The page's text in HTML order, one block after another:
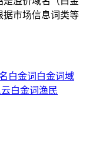
据市场信息词类等
白金词 白金词域
云白金词渔民